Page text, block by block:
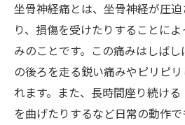
坐骨神経痛とは、坐骨神経が圧
り、損傷を受けたりすることに
みのことです。この痛みはしば
の後ろを走る鋭い痛みやピリピ
れます。また、長時間座り続け
を曲げたりするなど日常の動作